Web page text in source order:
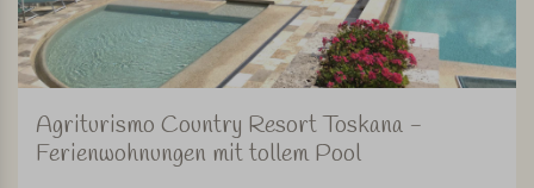
Agriturismo Country Resort Toskana -
Ferienwohnungen mit tollem Pool